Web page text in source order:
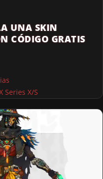
UNA SKIN
CÓDIGO GRATIS
Series X/S